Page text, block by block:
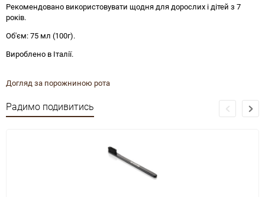
Рекомендовано використовувати щодня для дорослих і дітей з 7
років.
Об'єм: 75 мл (100г).
Вироблено в Італії.
Догляд за порожниною рота
Радимо подивитись